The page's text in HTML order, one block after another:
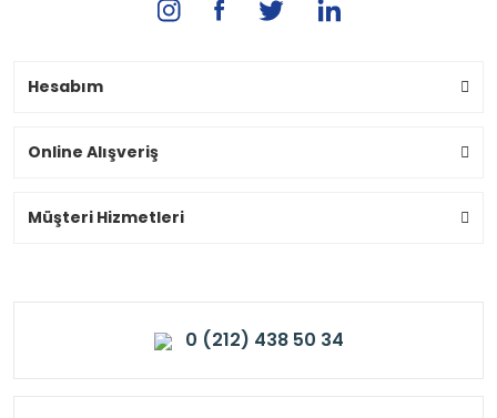
Hesabım
Online Alışveriş
Müşteri Hizmetleri
0 (212) 438 50 34